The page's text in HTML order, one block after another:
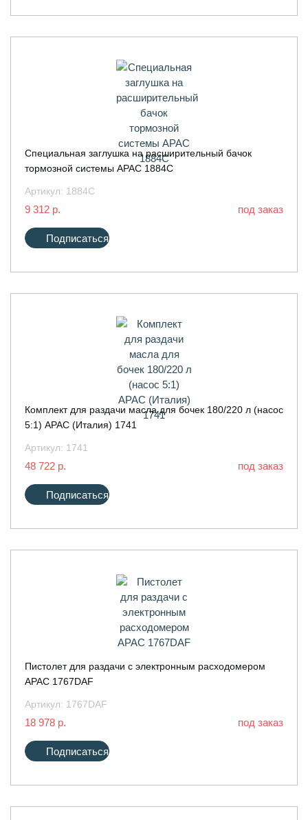
Специальная заглушка на расширительный бачок
тормозной системы APAC 1884C
Артикул: 1884C
9 312 р. под заказ
Подписаться
Комплект для раздачи масла для бочек 180/220 л (насос
5:1) APAC (Италия) 1741
Артикул: 1741
48 722 р. под заказ
Подписаться
Пистолет для раздачи с электронным расходомером
APAC 1767DAF
Артикул: 1767DAF
18 978 р. под заказ
Подписаться